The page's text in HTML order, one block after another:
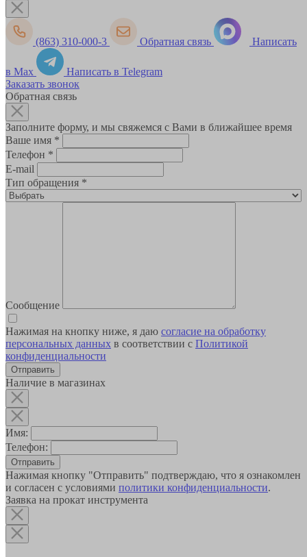
(863) 310-000-3 Обратная связь Написать
в Max
Написать в Telegram
Заказать звонок
Обратная связь
Заполните форму, и мы свяжемся с Вами в ближайшее время
Ваше имя *
Телефон *
E-mail
Тип обращения *
Сообщение
Нажимая на кнопку ниже, я даю согласие на обработку
персональных данных в соответствии с Политикой
конфиденциальности
Наличие в магазинах
Имя:
Телефон:
Отправить
Нажимая кнопку "Отправить" подтверждаю, что я ознакомлен
и согласен с условиями политики конфиденциальности.
Заявка на прокат инструмента